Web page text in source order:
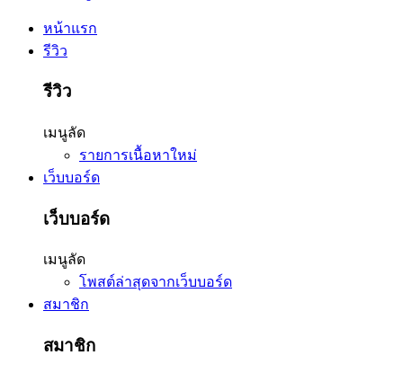
หน้าแรก
รีวิว
รีวิว
เมนูลัด
รายการเนื้อหาใหม่
เว็บบอร์ด
เว็บบอร์ด
เมนูลัด
โพสต์ล่าสุดจากเว็บบอร์ด
สมาชิก
สมาชิก